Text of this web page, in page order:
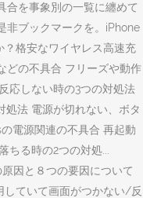
合を事象別の一覧に纏めて
非ブックマークを。iPhone
？格安なワイヤレス高速充
どの不具合 フリーズや動作
応しない時の3つの対処法
処法 電源が切れない、ボタ
電源関連の不具合 再起動
る時の2つの対処...
因と８つの要因について
していて画面がつかない/反